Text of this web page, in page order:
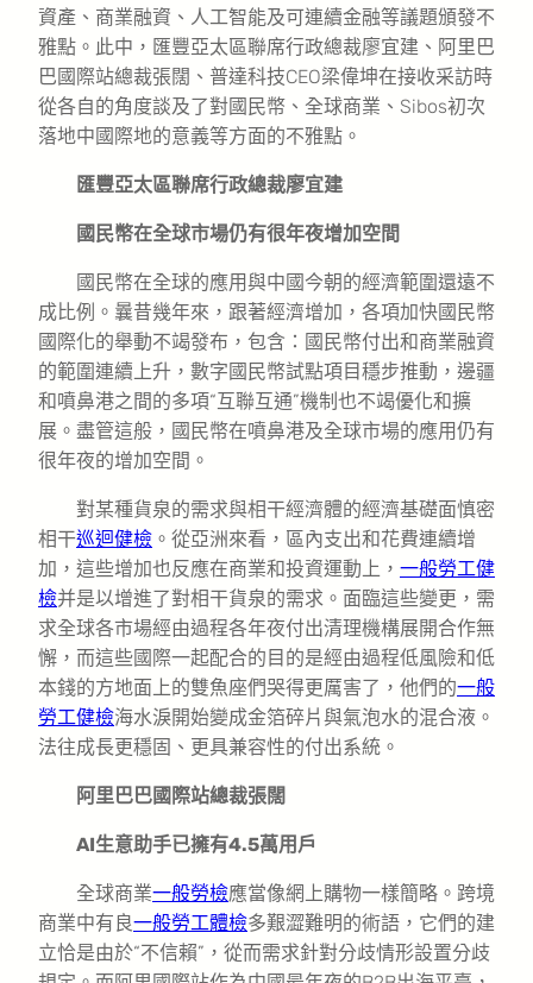
資產、商業融資、人工智能及可連續金融等議題頒發不
雅點。此中，匯豐亞太區聯席行政總裁廖宜建、阿里巴
巴國際站總裁張闊、普達科技CEO梁偉坤在接收采訪時
從各自的角度談及了對國民幣、全球商業、Sibos初次
落地中國際地的意義等方面的不雅點。
匯豐亞太區聯席行政總裁廖宜建
國民幣在全球市場仍有很年夜增加空間
國民幣在全球的應用與中國今朝的經濟範圍還遠不
成比例。曩昔幾年來，跟著經濟增加，各項加快國民幣
國際化的舉動不竭發布，包含：國民幣付出和商業融資
的範圍連續上升，數字國民幣試點項目穩步推動，邊疆
和噴鼻港之間的多項“互聯互通”機制也不竭優化和擴
展。盡管這般，國民幣在噴鼻港及全球市場的應用仍有
很年夜的增加空間。
對某種貨泉的需求與相干經濟體的經濟基礎面慎密
相干巡迴健檢 。從亞洲來看，區內支出和花費連續增
加，這些增加也反應在商業和投資運動上， 一般勞工健
檢并是以增進了對相干貨泉的需求。面臨這些變更，需
求全球各市場經由過程各年夜付出清理機構展開合作無
懈，而這些國際一起配合的目的是經由過程低風險和低
本錢的方地面上的雙魚座們哭得更厲害了，他們的一般
勞工健檢海水淚開始變成金箔碎片與氣泡水的混合液。
法往成長更穩固、更具兼容性的付出系統。
阿里巴巴國際站總裁張闊
AI生意助手已擁有4.5萬用戶
全球商業一般勞檢應當像網上購物一樣簡略。跨境
商業中有良一般勞工體檢多艱澀難明的術語，它們的建
立恰是由於“不信賴”，從而需求針對分歧情形設置分歧